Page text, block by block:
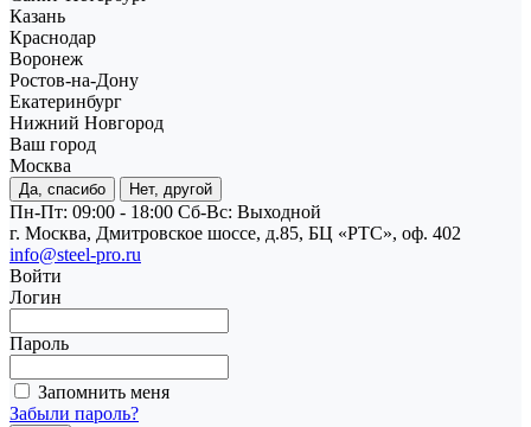
Казань
Краснодар
Воронеж
Ростов-на-Дону
Екатеринбург
Нижний Новгород
Ваш город
Москва
Да, спасибо Нет, другой
Пн-Пт: 09:00 - 18:00 Cб-Вс: Выходной
г. Москва, Дмитровское шоссе, д.85, БЦ «РТС», оф. 402
info@steel-pro.ru
Войти
Логин
Пароль
Запомнить меня
Забыли пароль?